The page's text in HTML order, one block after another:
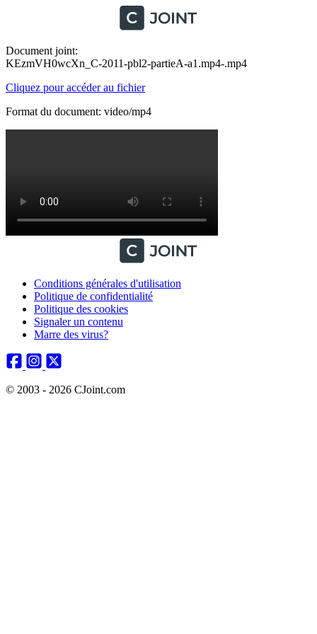
Document joint:
KEzmVH0wcXn_C-2011-pbl2-partieA-a1.mp4-.mp4
Cliquez pour accéder au fichier
Format du document: video/mp4
Conditions générales d'utilisation
Politique de confidentialité
Politique des cookies
Signaler un contenu
Marre des virus?
© 2003 - 2026 CJoint.com